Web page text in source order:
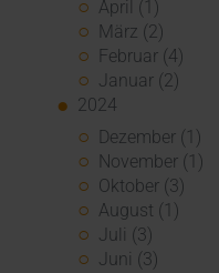
April (1)
März (2)
Februar (4)
Januar (2)
2024
Dezember (1)
November (1)
Oktober (3)
August (1)
Juli (3)
Juni (3)